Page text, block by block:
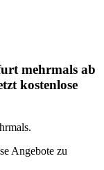
mehrmals ab
kostenlose
Angebote zu